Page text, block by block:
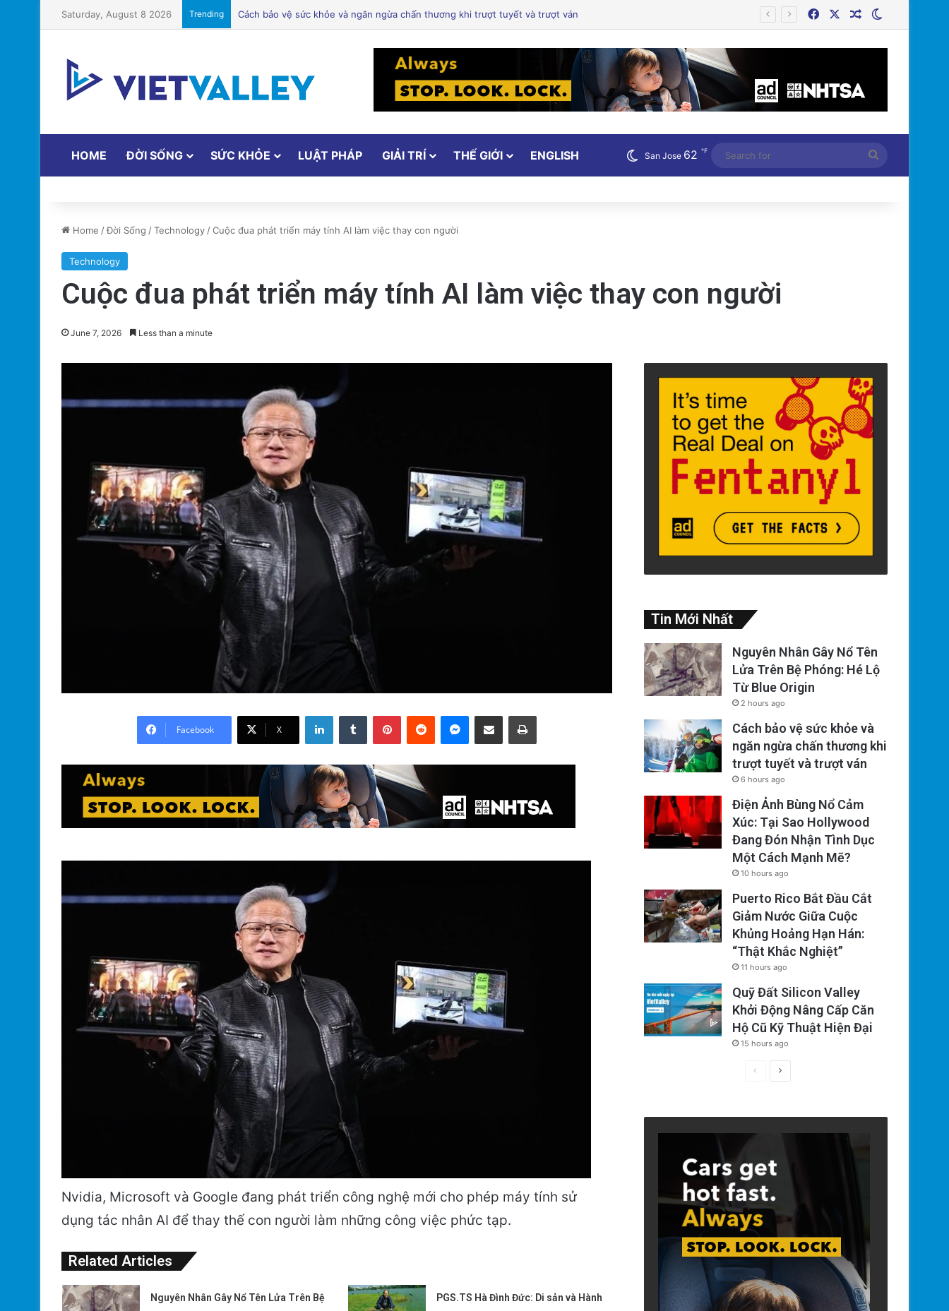
Saturday, August 8 2026 Trending Điện Ảnh Bùng Nổ Cảm Xúc: Tại Sao Hollywood Đang Đón Nhận Tình Dục Một Cách Mạnh Mẽ? FacebookRandom Article
HOME ĐỜI SỐNG SỨC KHỎE LUẬT PHÁP GIẢI TRÍ THẾ GIỚI ENGLISH San Jose 62 ℉
for
Home /Đời Sống /Technology/Cuộc đua phát triển máy tính AI làm việc thay con người
Technology
Cuộc đua phát triển máy tính AI làm việc thay con người
June 7, 2026 Less than a minute
Facebook X
LinkedInTumblr PinterestReddit Messenger
Share via Email Print
Nvidia, Microsoft và Google đang phát triển công nghệ mới cho phép máy tính sử
dụng tác nhân AI để thay thế con người làm những công việc phức tạp.
Related Articles
Nguyên Nhân Gây Nổ Tên Lửa Trên Bệ PGS.TS Hà Đình Đức: Di sản và Hành
Tin Mới Nhất
Nguyên Nhân Gây Nổ Tên
Lửa Trên Bệ Phóng: Hé Lộ
Từ Blue Origin
2 hours ago
Cách bảo vệ sức khỏe và
ngăn ngừa chấn thương khi
trượt tuyết và trượt ván
6 hours ago
Điện Ảnh Bùng Nổ Cảm
Xúc: Tại Sao Hollywood
Đang Đón Nhận Tình Dục
Một Cách Mạnh Mẽ?
10 hours ago
Puerto Rico Bắt Đầu Cắt
Giảm Nước Giữa Cuộc
Khủng Hoảng Hạn Hán:
“Thật Khắc Nghiệt”
11 hours ago
Quỹ Đất Silicon Valley
Khởi Động Nâng Cấp Căn
Hộ Cũ Kỹ Thuật Hiện Đại
15 hours ago
PreviousNext